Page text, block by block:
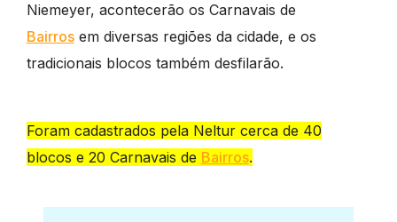
Niemeyer, acontecerão os Carnavais de
Bairrosem diversas regiões da cidade, e os
tradicionais blocos também desfilarão.
Foram cadastrados pela Neltur cerca de 40
blocos e 20 Carnavais de Bairros.